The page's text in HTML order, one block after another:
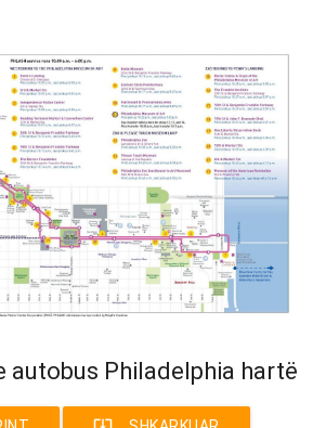
autobus Philadelphia hartë